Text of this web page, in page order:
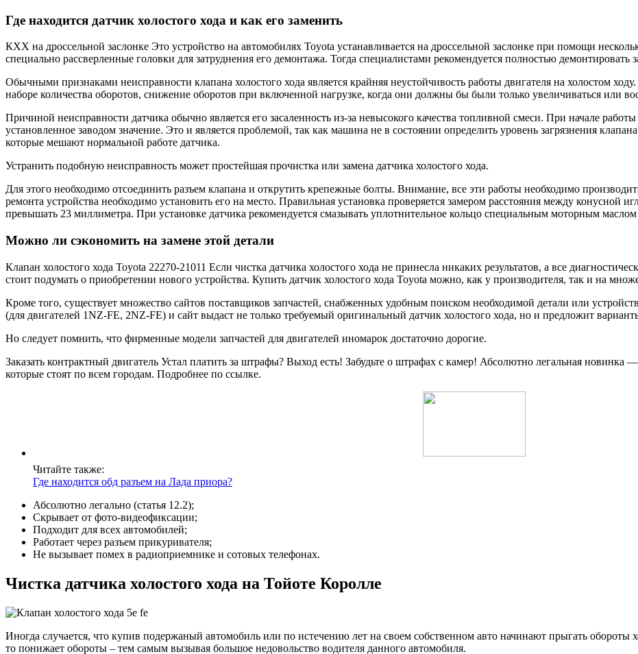
Где находится датчик холостого хода и как его заменить
КХХ на дроссельной заслонке Это устройство на автомобилях Toyota устанавливается на дроссельной заслонке при помощи
специально рассверленные головки для затруднения его демонтажа. Тогда специалистами рекомендуется полностью
Обычными признаками неисправности клапана холостого хода является крайняя неустойчивость работы двигателя на холостом
наборе количества оборотов, снижение оборотов при включенной нагрузке, когда они должны бы были только увеличиваться или
Причиной неисправности датчика обычно является его засаленность из-за невысокого качества топливной смеси. При начале
установленное заводом значение. Это и является проблемой, так как машина не в состоянии определить уровень загрязнения
которые мешают нормальной работе датчика.
Устранить подобную неисправность может простейшая прочистка или замена датчика холостого хода.
Для этого необходимо отсоединить разъем клапана и открутить крепежные болты. Внимание, все эти работы необходимо
ремонта устройства необходимо установить его на место. Правильная установка проверяется замером расстояния между
превышать 23 миллиметра. При установке датчика рекомендуется смазывать уплотнительное кольцо специальным моторным маслом
Можно ли сэкономить на замене этой детали
Клапан холостого хода Toyota 22270-21011 Если чистка датчика холостого хода не принесла никаких результатов, а все
стоит подумать о приобретении нового устройства. Купить датчик холостого хода Toyota можно, как у производителя, так и на
Кроме того, существует множество сайтов поставщиков запчастей, снабженных удобным поиском необходимой детали или
(для двигателей 1NZ-FE, 2NZ-FE) и сайт выдаст не только требуемый оригинальный датчик холостого хода, но и предложит
Но следует помнить, что фирменные модели запчастей для двигателей иномарок достаточно дорогие.
Заказать контрактный двигатель Устал платить за штрафы? Выход есть! Забудьте о штрафах с камер! Абсолютно легальная
которые стоят по всем городам. Подробнее по ссылке.
Читайте также:
Где находится обд разъем на Лада приора?
Абсолютно легально (статья 12.2);
Скрывает от фото-видеофиксации;
Подходит для всех автомобилей;
Работает через разъем прикуривателя;
Не вызывает помех в радиоприемнике и сотовых телефонах.
Чистка датчика холостого хода на Тойоте Королле
Иногда случается, что купив подержаный автомобиль или по истечению лет на своем собственном авто начинают прыгать обороты
то понижает обороты – тем самым вызывая большое недовольство водителя данного автомобиля.